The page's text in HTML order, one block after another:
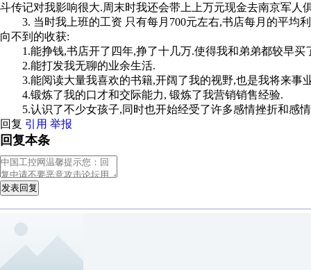
斗传记对我影响很大.周末时我还会带上上万元现金去南京军人
3. 当时我上班的工资 只有每月700元左右,书店每月的平均
向不到的收获:
1.能挣钱,书店开了四年,挣了十几万.使得我和弟弟都较早买
2.能打发我无聊的业余生活.
3.能阅读大量我喜欢的书籍,开阔了我的视野,也是我将来事
4.锻炼了我的口才和交际能力, 锻炼了我营销销售经验.
5.认识了不少女孩子,同时也开始经受了许多感情挫折和感
回复 引用 举报
回复本条
发表回复